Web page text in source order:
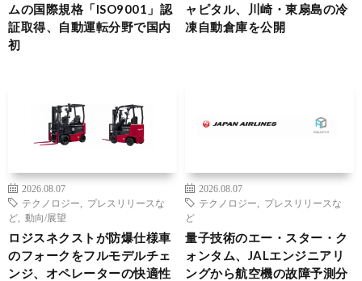
ムの国際規格「ISO9001」認
証取得、自動運転分野で国内
初
ャピタル、川崎・東扇島の冷
凍自動倉庫を公開
2026.08.07
テクノロジー
プレスリリースな
ど
動向/展望
ロジスネクストが防爆仕様車
のフォークをフルモデルチェ
ンジ、オペレーターの快適性
2026.08.07
テクノロジー
プレスリリースな
ど
量子技術のエー・スター・ク
ォンタム、JALエンジニアリ
ングから航空機の故障予測分